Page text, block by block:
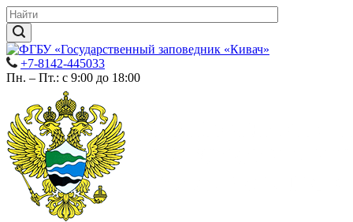
+7-8142-445033
Пн. – Пт.: с 9:00 до 18:00